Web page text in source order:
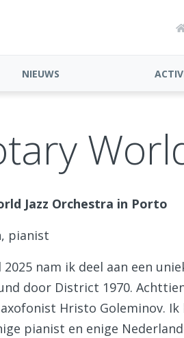
NIEUWS
Jazz Orchestra in Porto
pianist
nam ik deel aan een
door District 1970.
Hristo Goleminov.
pianist en enige